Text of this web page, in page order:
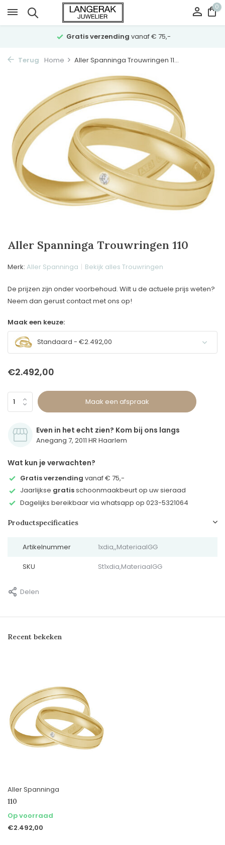
0
Gratis verzending vanaf € 75,-
Terug Home Aller Spanninga Trouwringen 11...
Aller Spanninga Trouwringen 110
Merk: Aller Spanninga Bekijk alles Trouwringen
De prijzen zijn onder voorbehoud. Wilt u de actuele prijs weten?
Neem dan gerust contact met ons op!
Maak een keuze:
Standaard - €2.492,00
€2.492,00
Maak een afspraak
Even in het echt zien? Kom bij ons langs
Anegang 7, 2011 HR Haarlem
Wat kun je verwachten?
Gratis verzending vanaf € 75,-
Jaarlijkse gratisschoonmaakbeurt op uw sieraad
Dagelijks bereikbaar via whatsapp op 023-5321064
Productspecificaties
Artikelnummer 1xdia,,MateriaalGG
SKU St1xdia,MateriaalGG
Delen
Recent bekeken
Aller Spanninga
110
Op voorraad
€2.492,00